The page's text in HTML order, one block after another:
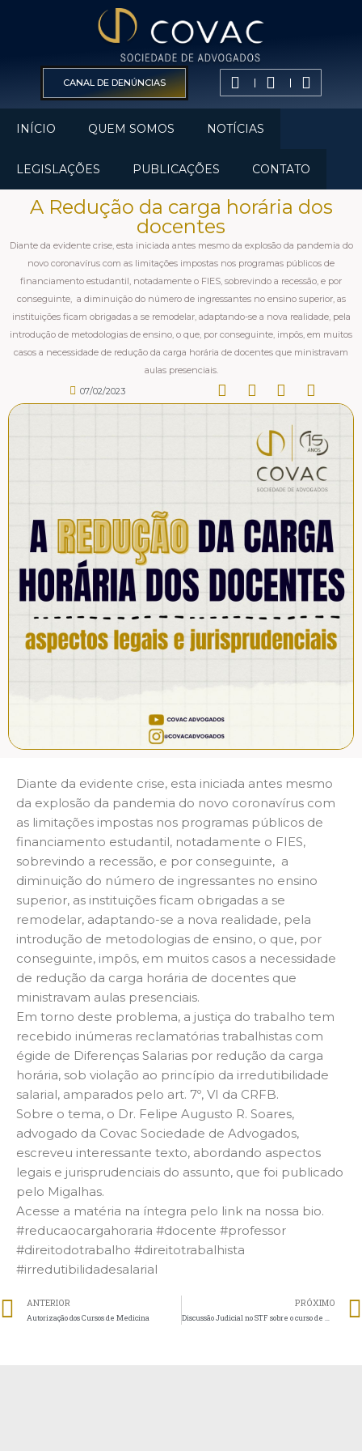
CANAL DE DENÚNCIAS
INÍCIO QUEM SOMOS NOTÍCIAS
LEGISLAÇÕES PUBLICAÇÕES CONTATO
A Redução da carga horária dos
docentes
Diante da evidente crise, esta iniciada antes mesmo da explosão da pandemia do
novo coronavírus com as limitações impostas nos programas públicos de
financiamento estudantil, notadamente o FIES, sobrevindo a recessão, e por
conseguinte, a diminuição do número de ingressantes no ensino superior, as
instituições ficam obrigadas a se remodelar, adaptando-se a nova realidade, pela
introdução de metodologias de ensino, o que, por conseguinte, impôs, em muitos
casos a necessidade de redução da carga horária de docentes que ministravam
aulas presenciais.
07/02/2023
Diante da evidente crise, esta iniciada antes mesmo
da explosão da pandemia do novo coronavírus com
as limitações impostas nos programas públicos de
financiamento estudantil, notadamente o FIES,
sobrevindo a recessão, e por conseguinte, a
diminuição do número de ingressantes no ensino
superior, as instituições ficam obrigadas a se
remodelar, adaptando-se a nova realidade, pela
introdução de metodologias de ensino, o que, por
conseguinte, impôs, em muitos casos a necessidade
de redução da carga horária de docentes que
ministravam aulas presenciais.
Em torno deste problema, a justiça do trabalho tem
recebido inúmeras reclamatórias trabalhistas com
égide de Diferenças Salarias por redução da carga
horária, sob violação ao princípio da irredutibilidade
salarial, amparados pelo art. 7º, VI da CRFB.
Sobre o tema, o Dr. Felipe Augusto R. Soares,
advogado da Covac Sociedade de Advogados,
escreveu interessante texto, abordando aspectos
legais e jurisprudenciais do assunto, que foi publicado
pelo Migalhas.
Acesse a matéria na íntegra pelo link na nossa bio.
#reducaocargahoraria #docente #professor
#direitodotrabalho #direitotrabalhista
#irredutibilidadesalarial
ANTERIOR
Autorização dos Cursos de Medicina
PRÓXIMO